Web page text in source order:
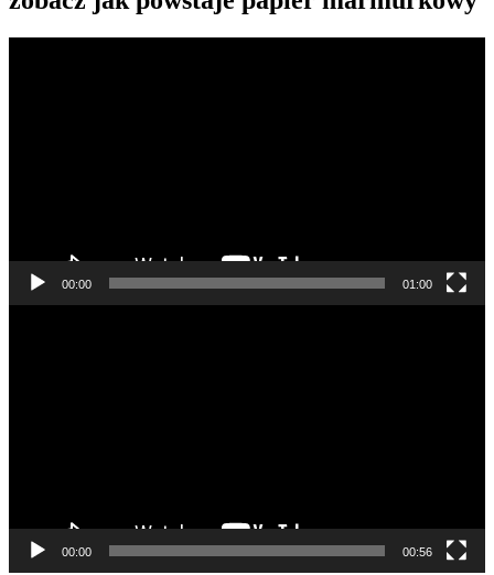
00:00 01:00
00:00 00:56